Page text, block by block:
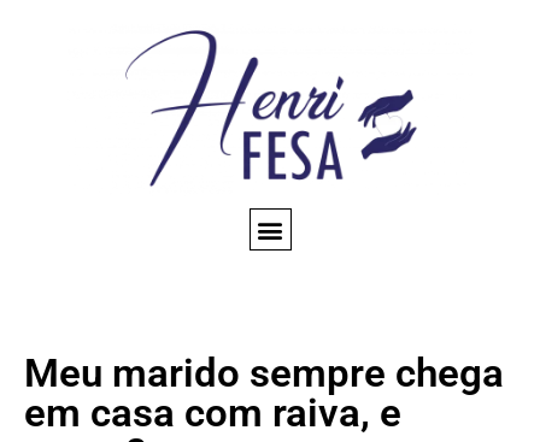
Meu marido sempre chega
em casa com raiva, e